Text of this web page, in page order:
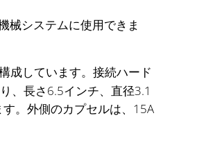
械システムに使用できま
成しています。接続ハード
、長さ6.5インチ、直径3.1
。外側のカプセルは、15A